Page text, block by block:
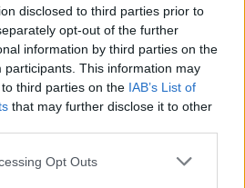
disclosed to third parties prior to
opt-out of the further
information by third parties on the
participants. This information may
third parties on the IAB’s List of
that may further disclose it to other
Opt Outs
de lasdiversas
en Damascopermite
en una era de
momento, los diversos
concernidos están sobre
a acuerdos tan
el camino de la paz y el